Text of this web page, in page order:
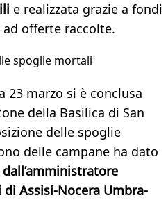
e realizzata grazie a fondi
offerte raccolte.
spoglie mortali
23 marzo si è conclusa
della Basilica di San
delle spoglie
delle campane ha dato
Assisi-Nocera Umbra-